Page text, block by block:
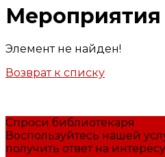
Мероприятия
Элемент не найден!
Возврат к списку
Спроси библиотекаря
Воспользуйтесь нашей
получить ответ на